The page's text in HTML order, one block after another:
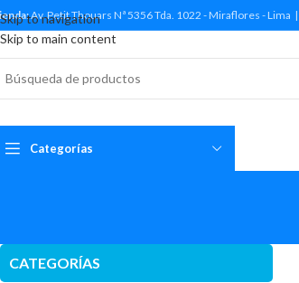
Skip to navigation
Skip to main content
Av. Petit Thouars Nª 5356 Tda. 1022 - Miraflores - Lima |
Categorías
CATEGORÍAS